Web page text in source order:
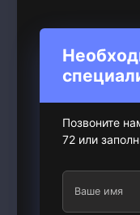
Позвоните
72 или
Ваше имя